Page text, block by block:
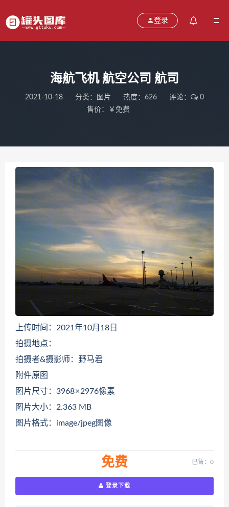
登录
海航飞机 航空公司 航司
2021-10-18 分类： 图片 热度：626 评论：
0
售价：￥免费
上传时间：2021年10月18日
拍摄地点：
拍摄者&摄影师：野马君
附件原图
图片尺寸：3968 × 2976像素
图片大小：2.363 MB
图片格式：image/jpeg图像
免费 已售：0
登录下载